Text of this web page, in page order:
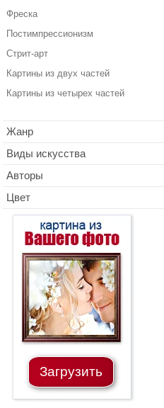
Фреска
Постимпрессионизм
Стрит-арт
Картины из двух частей
Картины из четырех частей
Жанр
Виды искусства
Авторы
Цвет
Загрузить